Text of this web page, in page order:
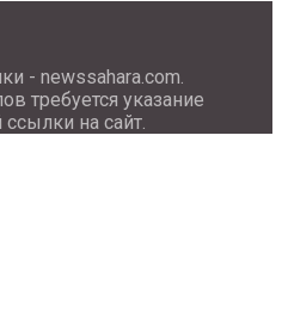
- newssahara.com.
требуется указание
на сайт.